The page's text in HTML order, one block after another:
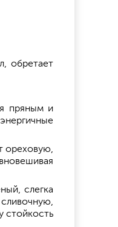
обретает
пряным и
ореховую,
слегка
стойкость